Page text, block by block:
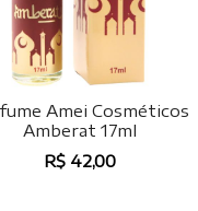
Amei Cosméticos
Amberat 17ml
R$ 42,00